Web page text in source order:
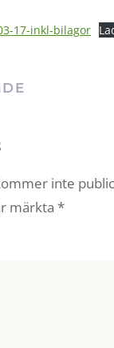
17-inkl-bilagor
inte
märkta *